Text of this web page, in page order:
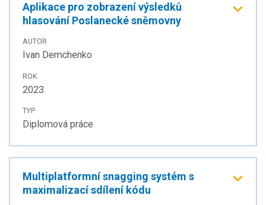
Aplikace pro zobrazení výsledků
hlasování Poslanecké sněmovny
AUTOR
Ivan Demchenko
ROK
2023
TYP
Diplomová práce
Multiplatformní snagging systém s
maximalizací sdílení kódu